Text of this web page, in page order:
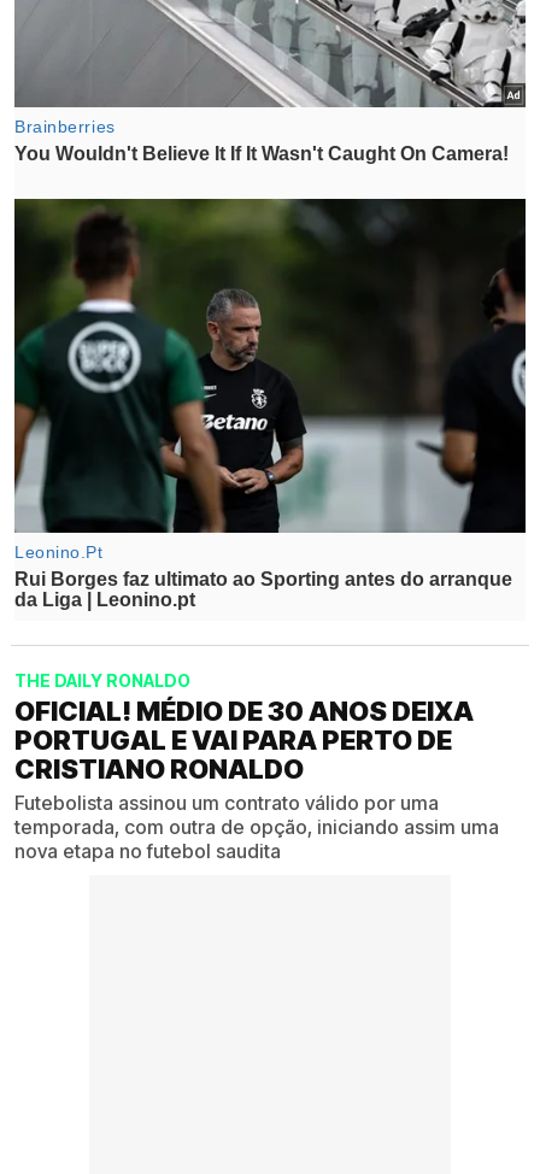
THE DAILY RONALDO
OFICIAL! MÉDIO DE 30 ANOS DEIXA
PORTUGAL E VAI PARA PERTO DE
CRISTIANO RONALDO
Futebolista assinou um contrato válido por uma
temporada, com outra de opção, iniciando assim uma
nova etapa no futebol saudita